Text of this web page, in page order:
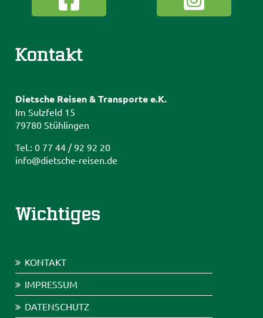
Kontakt
Dietsche Reisen & Transporte e.K.
Im Sulzfeld 15
79780 Stühlingen
Tel.: 0 77 44 / 92 92 20
info@dietsche-reisen.de
Wichtiges
KONTAKT
IMPRESSUM
DATENSCHUTZ